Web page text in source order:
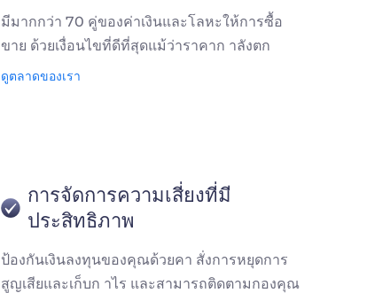
มีมากกว่า 70 คู่ของค่าเงินและโลหะให้การซื้อ
ขาย ด้วยเงื่อนไขที่ดีที่สุดแม้ว่าราคาก าลังตก
ดูตลาดของเรา
การจัดการความเสี่ยงที่มี
ประสิทธิภาพ
ป้องกันเงินลงทุนของคุณด้วยคา สั่งการหยุดการ
สูญเสียและเก็บก าไร และสามารถติดตามกองคุณ